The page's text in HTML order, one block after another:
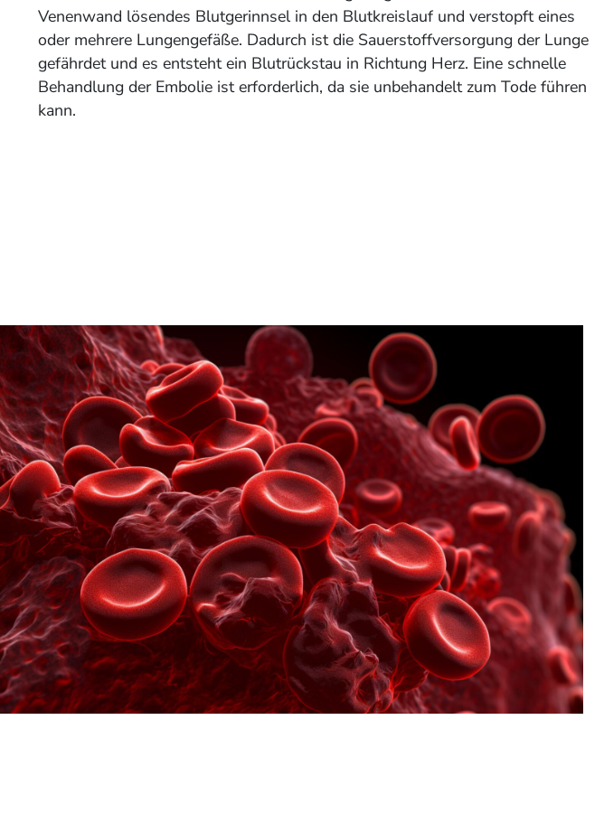
Venenwand lösendes Blutgerinnsel in den Blutkreislauf und verstopft eines
oder mehrere Lungengefäße. Dadurch ist die Sauerstoffversorgung der Lunge
gefährdet und es entsteht ein Blutrückstau in Richtung Herz. Eine schnelle
Behandlung der Embolie ist erforderlich, da sie unbehandelt zum Tode führen
kann.